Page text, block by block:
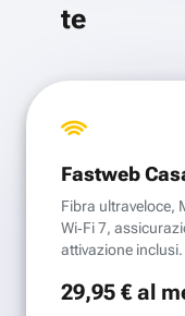
te
Fastweb
Fibra ultraveloce,
Wi‑Fi 7,
attivazione inclusi.
29,95 €al